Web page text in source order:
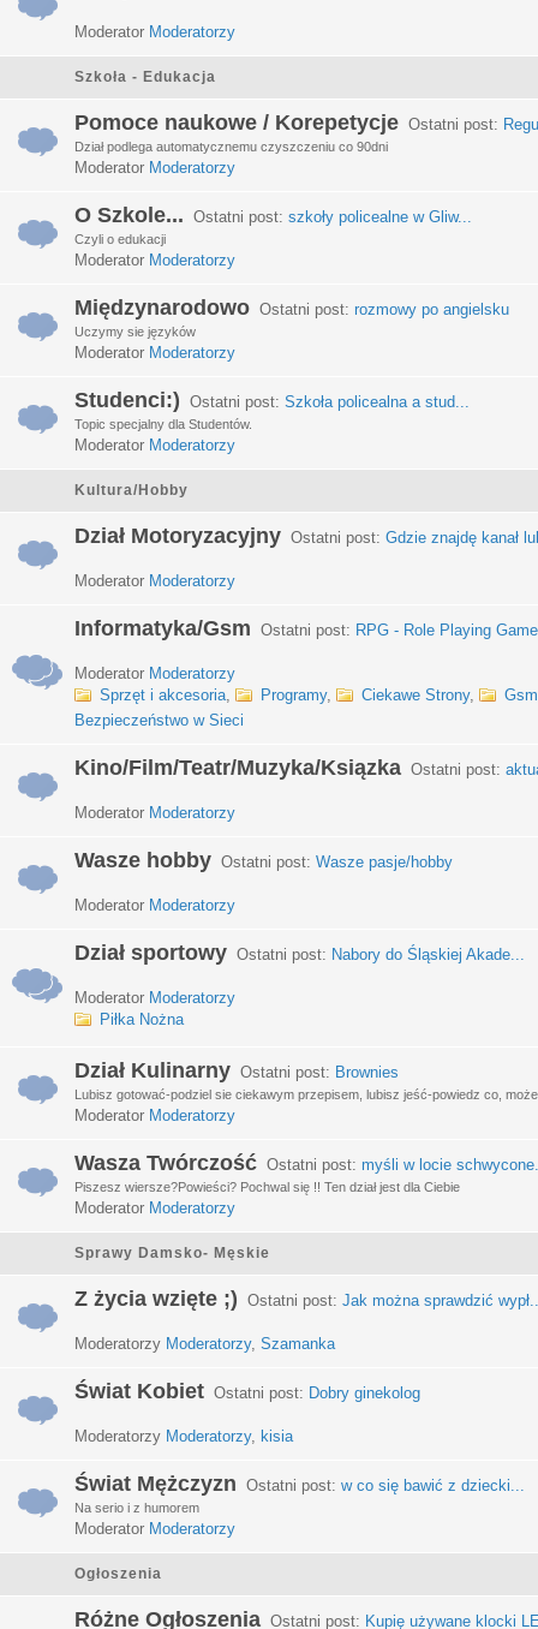
Moderator Moderatorzy
Szkoła - Edukacja
Pomoce naukowe / Korepetycje Ostatni post:
Dział podlega automatycznemu czyszczeniu co 90dni
Moderator Moderatorzy
O Szkole... Ostatni post: szkoły policealne w Gliw...
Czyli o edukacji
Moderator Moderatorzy
Międzynarodowo Ostatni post: rozmowy po angielsku
Uczymy sie języków
Moderator Moderatorzy
Studenci:) Ostatni post: Szkoła policealna a stud...
Topic specjalny dla Studentów.
Moderator Moderatorzy
Kultura/Hobby
Dział Motoryzacyjny Ostatni post: Gdzie znajdę kanał
Moderator Moderatorzy
Informatyka/Gsm Ostatni post: RPG - Role Playing
Moderator Moderatorzy
Sprzęt i akcesoria, Programy, Ciekawe Strony,
Gsm
Bezpieczeństwo w Sieci
Kino/Film/Teatr/Muzyka/Ksiązka Ostatni post:
Moderator Moderatorzy
Wasze hobby Ostatni post: Wasze pasje/hobby
Moderator Moderatorzy
Dział sportowy Ostatni post: Nabory do Śląskiej Akade...
Moderator Moderatorzy
Piłka Nożna
Dział Kulinarny Ostatni post: Brownies
Lubisz gotować-podziel sie ciekawym przepisem, lubisz jeść-powiedz co,
Moderator Moderatorzy
Wasza Twórczość Ostatni post: myśli w locie
Piszesz wiersze?Powieści? Pochwal się !! Ten dział jest dla Ciebie
Moderator Moderatorzy
Sprawy Damsko- Męskie
Z życia wzięte ;) Ostatni post: Jak można sprawdzić
Moderatorzy Moderatorzy, Szamanka
Świat Kobiet Ostatni post: Dobry ginekolog
Moderatorzy Moderatorzy, kisia
Świat Mężczyzn Ostatni post: w co się bawić z dziecki...
Na serio i z humorem
Moderator Moderatorzy
Ogłoszenia
Różne Ogłoszenia Ostatni post: Kupię używane klocki